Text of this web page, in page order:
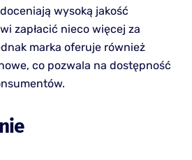
wysoką jakość
zapłacić nieco więcej za
marka oferuje również
co pozwala na dostępność